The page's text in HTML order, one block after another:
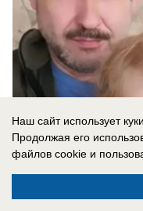
Наш сайт использует куки.
Продолжая его
файлов cookie и